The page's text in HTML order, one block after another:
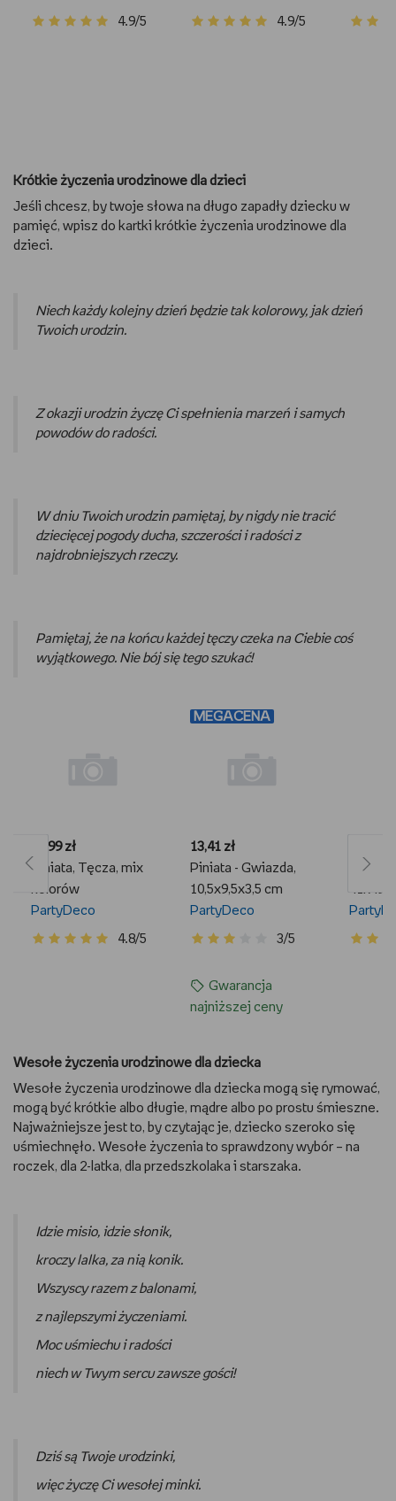
myszek Miki i
4.9/5 4.9/5
Krótkie życzenia urodzinowe dla dzieci
Jeśli chcesz, by twoje słowa na długo zapadły dziecku w
pamięć, wpisz do kartki krótkie życzenia urodzinowe dla
dzieci.
Niech każdy kolejny dzień będzie tak kolorowy, jak dzień
Twoich urodzin.
Z okazji urodzin życzę Ci spełnienia marzeń i samych
powodów do radości.
W dniu Twoich urodzin pamiętaj, by nigdy nie tracić
dziecięcej pogody ducha, szczerości i radości z
najdrobniejszych rzeczy.
Pamiętaj, że na końcu każdej tęczy czeka na Ciebie coś
wyjątkowego. Nie bój się tego szukać!
Piniata, Tęcza, mix
kolorów
PartyDeco
4.8/5
33,99 zł
MEGACENA
Piniata - Gwiazda,
10,5x9,5x3,5 cm
PartyDeco
3/5
Gwarancja
najniższej ceny
13,41 zł
Piniata
Wesołe życzenia urodzinowe dla dziecka
Wesołe życzenia urodzinowe dla dziecka mogą się rymować,
mogą być krótkie albo długie, mądre albo po prostu śmieszne.
Najważniejsze jest to, by czytając je, dziecko szeroko się
uśmiechnęło. Wesołe życzenia to sprawdzony wybór – na
roczek, dla 2-latka, dla przedszkolaka i starszaka.
Idzie misio, idzie słonik,
kroczy lalka, za nią konik.
Wszyscy razem z balonami,
z najlepszymi życzeniami.
Moc uśmiechu i radości
niech w Twym sercu zawsze gości!
Dziś są Twoje urodzinki,
więc życzę Ci wesołej minki.